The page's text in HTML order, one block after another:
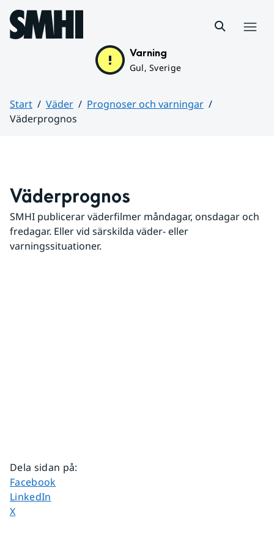
Hoppa till sidans innehåll
Varning
Gul, Sverige
Start Väder
Prognoser och varningar
Väderprognos
Väderprognos
SMHI publicerar väderfilmer måndagar, onsdagar och
fredagar. Eller vid särskilda väder- eller
varningssituationer.
Dela sidan på:
Dela sidan på
Facebook
Dela sidan på
LinkedIn
Dela sidan på
X